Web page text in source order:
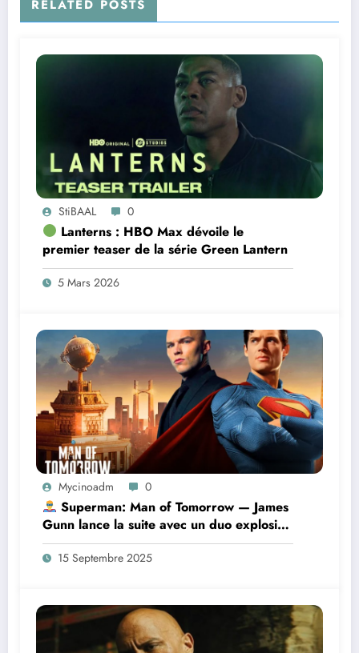
RELATED POSTS
StiBAAL 0
Lanterns : HBO Max dévoile le
premier teaser de la série Green Lantern
5 Mars 2026
Mycinoadm 0
Superman: Man of Tomorrow — James
Gunn lance la suite avec un duo explosif
Superman / Lex Luthor
15 Septembre 2025